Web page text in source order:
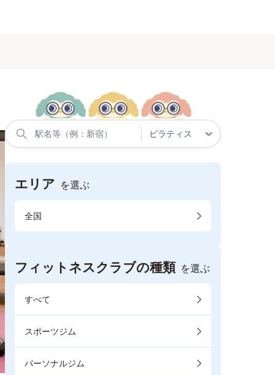
エリア を選ぶ
全国
フィットネスクラブの種類 を選ぶ
すべて
スポーツジム
パーソナルジム